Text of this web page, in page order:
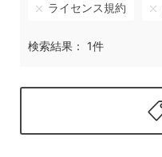
ライセンス規約
検索結果： 1件